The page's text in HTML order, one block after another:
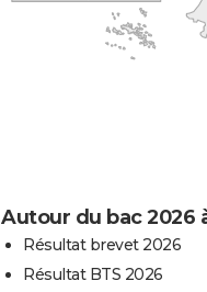
Autour du bac 2026
Résultat brevet 2026
Résultat BTS 2026